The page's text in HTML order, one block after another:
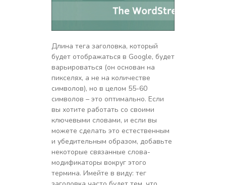
Длина тега заголовка, который
будет отображаться в Google, будет
варьироваться (он основан на
пикселях, а не на количестве
символов), но в целом 55-60
символов – это оптимально. Если
вы хотите работать со своими
ключевыми словами, и если вы
можете сделать это естественным
и убедительным образом, добавьте
некоторые связанные слова-
модификаторы вокруг этого
термина. Имейте в виду: тег